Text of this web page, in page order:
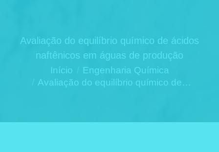
Avaliação do equilíbrio químico de ácidos
naftênicos em águas de produção
Você está aqui:Início
Engenharia Química
Avaliação do equilíbrio químico de…